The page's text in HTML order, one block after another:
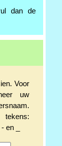
dan de
Voor
uw
tekens:
en _